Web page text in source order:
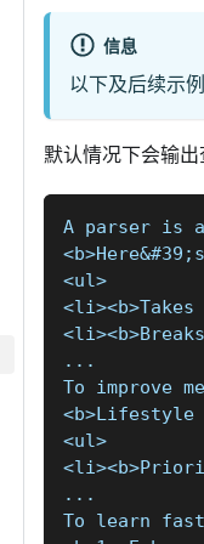
信息
以下及后续示
默认情况下会输
A parser is
<ul>
...
To improve
<b>Lifestyle
<ul>
...
To learn